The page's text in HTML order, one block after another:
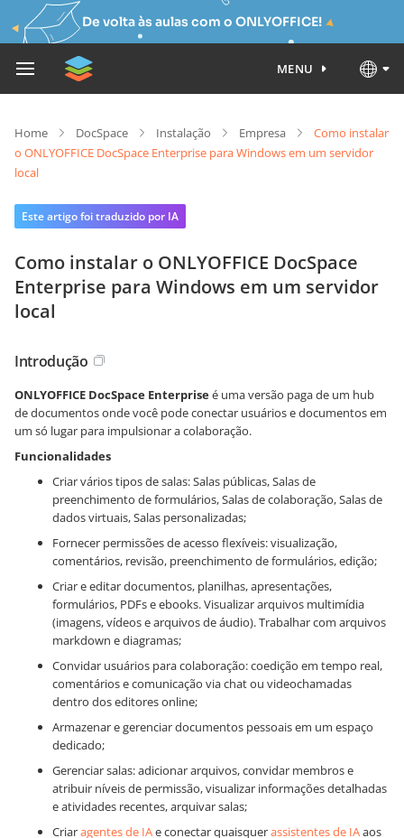
De volta às aulas com o ONLYOFFICE!
MENU
Home DocSpace Instalação Empresa
Como instalar
o ONLYOFFICE DocSpace Enterprise para Windows em um servidor
local
Este artigo foi traduzido por IA
Como instalar o ONLYOFFICE DocSpace
Enterprise para Windows em um servidor
local
Introdução
ONLYOFFICE DocSpace Enterpriseé uma versão pagade um hub
de documentos onde você pode conectar usuários e documentos em
um só lugar para impulsionar a colaboração.
Funcionalidades
Criar vários tipos de salas: Salas públicas, Salas de
preenchimento de formulários, Salas de colaboração, Salas de
dados virtuais, Salas personalizadas;
Fornecer permissões de acesso flexíveis: visualização,
comentários, revisão, preenchimento de formulários, edição;
Criar e editar documentos, planilhas, apresentações,
formulários, PDFs e ebooks. Visualizar arquivos multimídia
(imagens, vídeos e arquivos de áudio). Trabalhar com arquivos
markdown e diagramas;
Convidar usuários para colaboração: coedição em tempo real,
comentários e comunicação via chat ou videochamadas
dentro dos editores online;
Armazenar e gerenciar documentos pessoais em um espaço
dedicado;
Gerenciar salas: adicionar arquivos, convidar membros e
atribuir níveis de permissão, visualizar informações detalhadas
e atividades recentes, arquivar salas;
Criaragentes de IAe conectar quaisquerassistentes de IAaos